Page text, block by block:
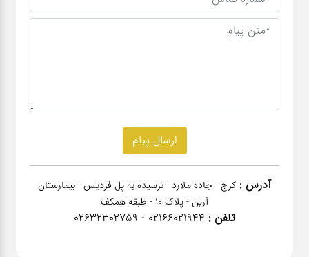
آدرس : کرج - جاده ملارد - نرسیده به پل فردیس - بیمارستان
آرین - پلاک 10 - طبقه همکف
تلفن : 02166021944 - 02632302759